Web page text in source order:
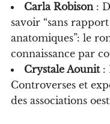
Carla Robison:
savoir “sans
anatomiques”: le
connaissance par
Crystale Aounit:
Controverses et
des associations